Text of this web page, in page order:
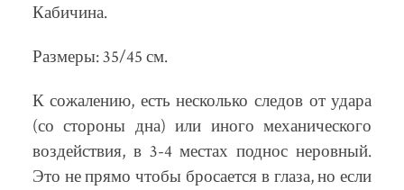
Кабичина.
Размеры: 35/45 см.
К сожалению, есть несколько следов от удара
(со стороны дна) или иного механического
воздействия, в 3-4 местах поднос неровный.
Это не прямо чтобы бросается в глаза, но если